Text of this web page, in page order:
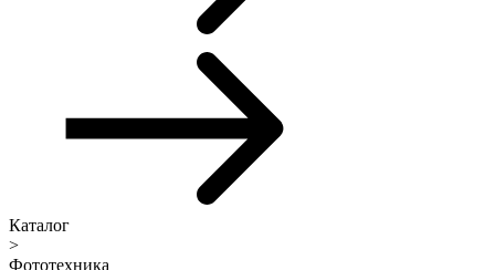
Каталог
>
Фототехника